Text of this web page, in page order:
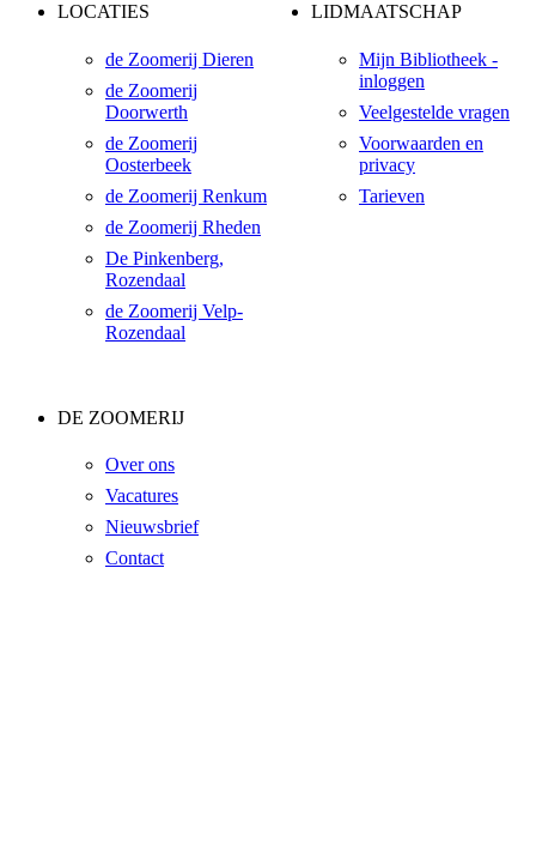
LOCATIES
de Zoomerij Dieren
de Zoomerij
Doorwerth
de Zoomerij
Oosterbeek
de Zoomerij Renkum
de Zoomerij Rheden
De Pinkenberg,
Rozendaal
de Zoomerij Velp-
Rozendaal
LIDMAATSCHAP
Mijn Bibliotheek -
inloggen
Veelgestelde vragen
Voorwaarden en
privacy
Tarieven
DE ZOOMERIJ
Over ons
Vacatures
Nieuwsbrief
Contact